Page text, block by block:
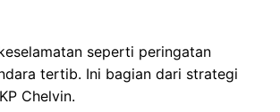
seperti peringatan
tertib. Ini bagian dari strategi
Chelvin.